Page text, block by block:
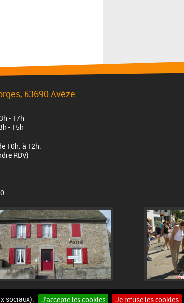
sociaux). J'accepte les cookies Je refuse les cookies
63690 Avèze
- 17h
- 15h
10h. à 12h.
RDV)